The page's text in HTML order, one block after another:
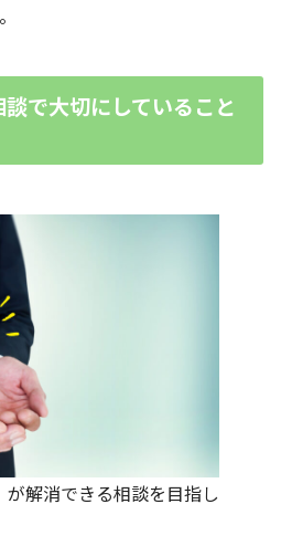
で大切にしていること
解消できる相談を目指し